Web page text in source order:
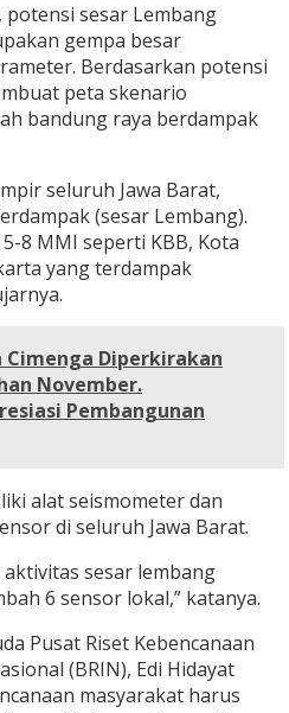
sesar Lembang
gempa besar
Berdasarkan potensi
peta skenario
bandung raya berdampak
seluruh Jawa Barat,
(sesar Lembang).
8 MMI seperti KBB, Kota
yang terdampak
Cimenga Diperkirakan
November.
Pembangunan
alat seismometer dan
di seluruh Jawa Barat.
sesar lembang
6 sensor lokal,” katanya.
Pusat Riset Kebencanaan
(BRIN), Edi Hidayat
masyarakat harus